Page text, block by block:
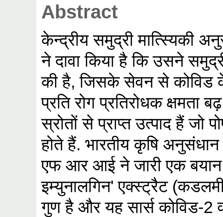
Abstract
केन्द्रीय समुद्री मात्स्यिकी
ने दावा किया है कि उसने
की है, जिसके सेवन से कोविड
प्रति रोग प्रतिरोधक क्षमता
स्रोतों से प्राप्त उत्पाद हैं
होते हैं. भारतीय कृषि
एफ आर आई ने जारी एक
इम्युनालगिन' एक्स्ट्रैट
गुण है और यह सार्स कोविड-2